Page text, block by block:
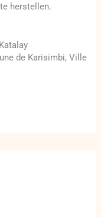
herstellen.
de Karisimbi, Ville